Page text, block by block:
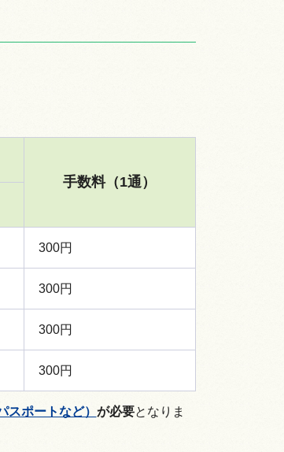
手数料（1通）
300円
300円
300円
300円
スポートなど） が必要となりま